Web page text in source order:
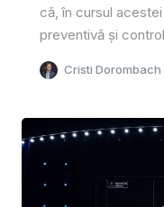
că, în cursul
preventivă și
Cristi Dorombach